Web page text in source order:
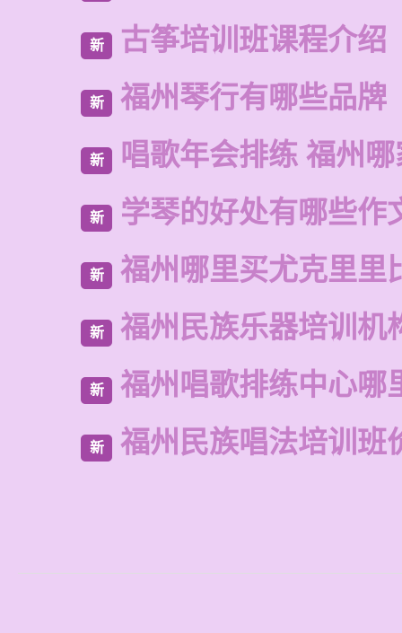
新 古筝培训班课程介绍
新 福州琴行有哪些品牌
新 唱歌年会排练 福州
新 学琴的好处有哪些作
新 福州哪里买尤克里里
新 福州民族乐器培训机
新 福州唱歌排练中心哪
新 福州民族唱法培训班